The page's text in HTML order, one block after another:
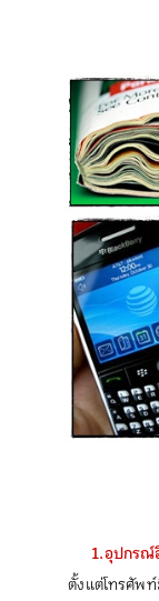
1.อุปกรณ์
ตั้งแต่โทรศัพ